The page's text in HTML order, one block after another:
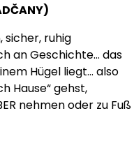
sicher, ruhig
an Geschichte… das
Hügel liegt… also
Hause“ gehst,
nehmen oder zu Fuß